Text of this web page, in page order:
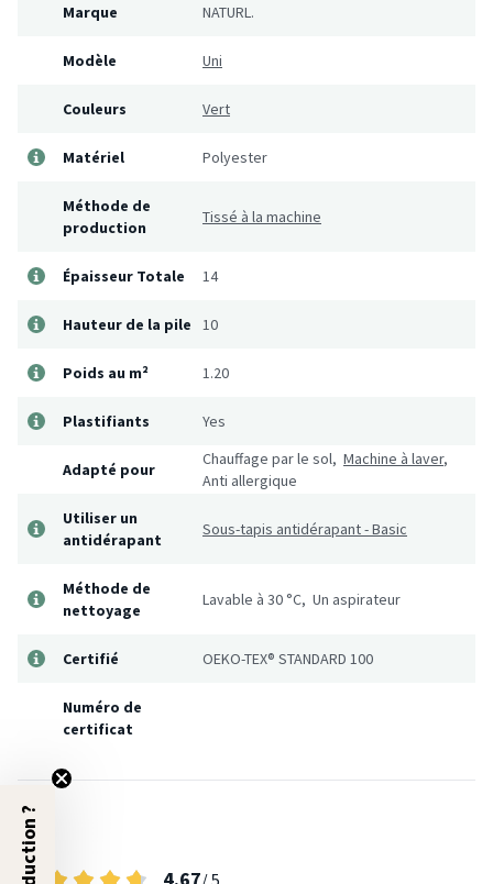
Marque NATURL.
Modèle Uni
Couleurs Vert
Matériel Polyester
Méthode de
production
Tissé à la machine
Épaisseur Totale 14
Hauteur de la pile 10
Poids au m² 1.20
Plastifiants Yes
Adapté pour
Chauffage par le sol, Machine à laver,
Anti allergique
Utiliser un
antidérapant
Sous-tapis antidérapant - Basic
Méthode de
nettoyage
Lavable à 30 °C, Un aspirateur
Certifié OEKO-TEX® STANDARD 100
Numéro de
certificat
Avis
/ 5